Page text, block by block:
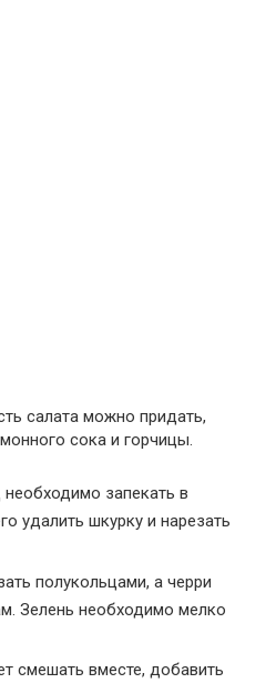
салата можно придать,
сока и горчицы.
необходимо запекать в
удалить шкурку и нарезать
полукольцами, а черри
Зелень необходимо мелко
смешать вместе, добавить